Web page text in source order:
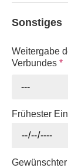
Sonstiges
Weitergabe
Verbundes *
---
Frühester